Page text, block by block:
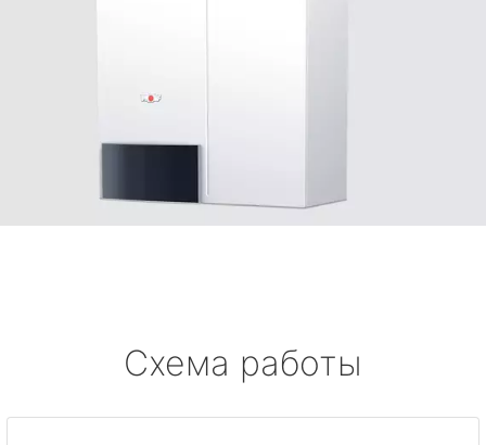
Схема работы